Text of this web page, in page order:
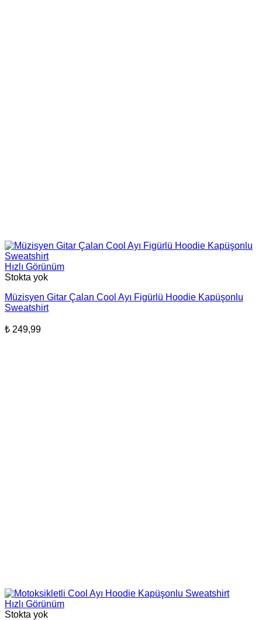
Hızlı Görünüm
Stokta yok
Müzisyen Gitar Çalan Cool Ayı Figürlü Hoodie Kapüşonlu
Sweatshirt
₺ 249,99
Hızlı Görünüm
Stokta yok